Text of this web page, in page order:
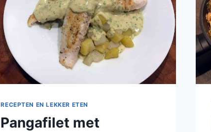
RECEPTEN EN LEKKER ETEN
Pangafilet met